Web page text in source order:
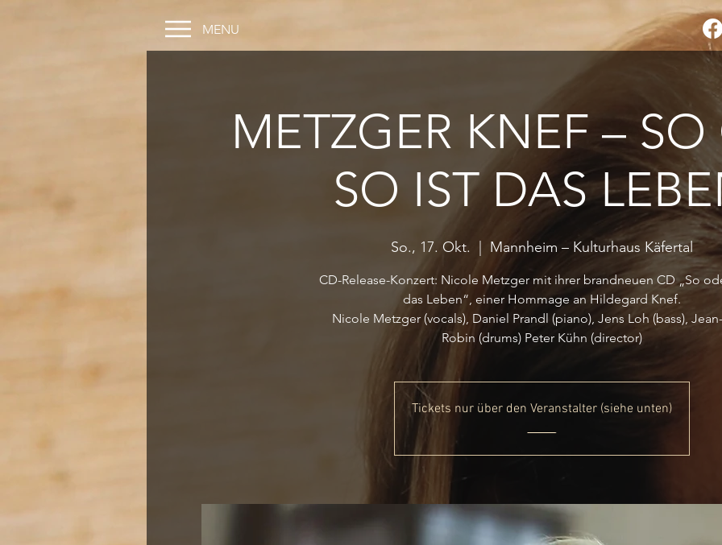
MENU
METZGER KNEF –
SO IST DAS
So., 17. Okt. Mannheim – Kulturhaus Käfertal
CD-Release-Konzert: Nicole Metzger mit ihrer brandneuen CD „So
das Leben“, einer Hommage an Hildegard Knef.
Nicole Metzger (vocals), Daniel Prandl (piano), Jens Loh (bass),
Robin (drums) Peter Kühn (director)
Tickets nur über den Veranstalter (siehe unten)
_____